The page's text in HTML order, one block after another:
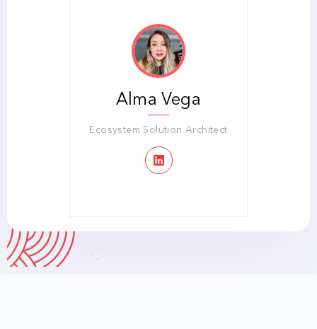
Alma Vega
Ecosystem Solution Architect